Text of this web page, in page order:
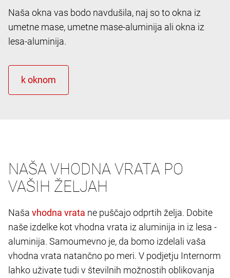
Naša okna vas bodo navdušila, naj so to okna iz
umetne mase, umetne mase-aluminija ali okna iz
lesa-aluminija.
NAŠA VHODNA VRATA PO
VAŠIH ŽELJAH
Naša
ne puščajo odprtih želja. Dobite
naše izdelke kot vhodna vrata iz aluminija in iz lesa -
aluminija. Samoumevno je, da bomo izdelali vaša
vhodna vrata natančno po meri. V podjetju Internorm
lahko uživate tudi v številnih možnostih oblikovanja